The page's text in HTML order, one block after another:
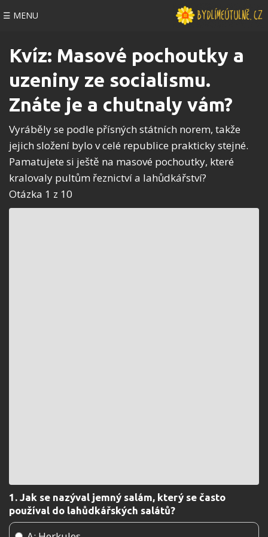
☰ MENU
Kvíz: Masové pochoutky a
uzeniny ze socialismu.
Znáte je a chutnaly vám?
Vyráběly se podle přísných státních norem, takže
jejich složení bylo v celé republice prakticky stejné.
Pamatujete si ještě na masové pochoutky, které
kralovaly pultům řeznictví a lahůdkářství?
Otázka 1 z 10
1. Jak se nazýval jemný salám, který se často
používal do lahůdkářských salátů?